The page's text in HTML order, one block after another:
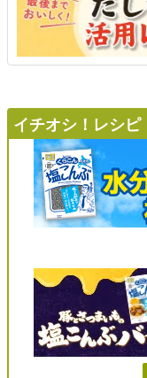
イチオシ！レシピ